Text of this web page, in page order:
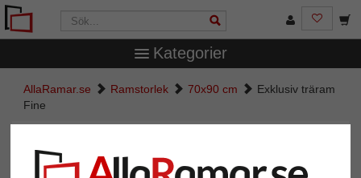
Kategorier
AllaRamar.se Ramstorlek 70x90 cm
Exklusiv träram
Fine
Exklusiv träram Fine